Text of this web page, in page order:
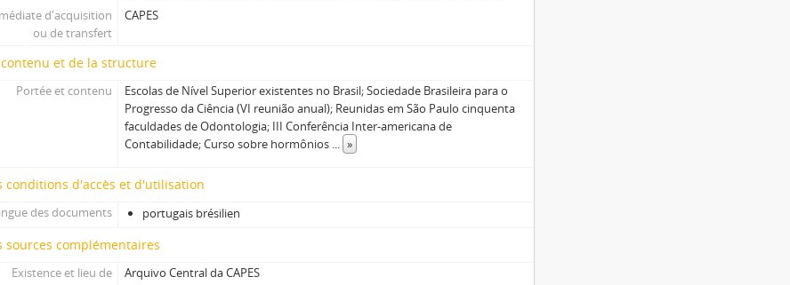
d'acquisition
ou de transfert
CAPES
et de la structure
Portée et contenu
Escolas de Nível Superior existentes no Brasil; Sociedade Brasileira para o
Progresso da Ciência (VI reunião anual); Reunidas em São Paulo cinquenta
faculdades de Odontologia; III Conferência Inter-americana de
Contabilidade; Curso sobre hormônios ... »
conditions d'accès et d'utilisation
des documents portugais brésilien
sources complémentaires
Existence et lieu de
Arquivo Central da CAPES